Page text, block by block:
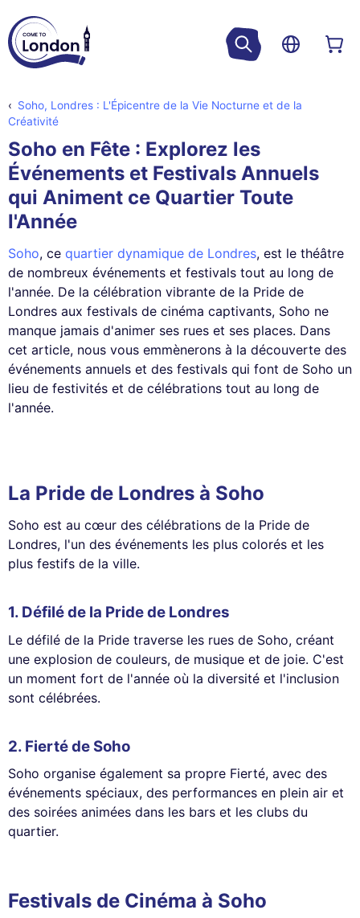
Soho, Londres : L'Épicentre de la Vie Nocturne et de la
Créativité
Soho en Fête : Explorez les
Événements et Festivals Annuels
qui Animent ce Quartier Toute
l'Année
Soho, ce quartier dynamique de Londres, est le théâtre
de nombreux événements et festivals tout au long de
l'année. De la célébration vibrante de la Pride de
Londres aux festivals de cinéma captivants, Soho ne
manque jamais d'animer ses rues et ses places. Dans
cet article, nous vous emmènerons à la découverte des
événements annuels et des festivals qui font de Soho un
lieu de festivités et de célébrations tout au long de
l'année.
La Pride de Londres à Soho
Soho est au cœur des célébrations de la Pride de
Londres, l'un des événements les plus colorés et les
plus festifs de la ville.
1. Défilé de la Pride de Londres
Le défilé de la Pride traverse les rues de Soho, créant
une explosion de couleurs, de musique et de joie. C'est
un moment fort de l'année où la diversité et l'inclusion
sont célébrées.
2. Fierté de Soho
Soho organise également sa propre Fierté, avec des
événements spéciaux, des performances en plein air et
des soirées animées dans les bars et les clubs du
quartier.
Festivals de Cinéma à Soho